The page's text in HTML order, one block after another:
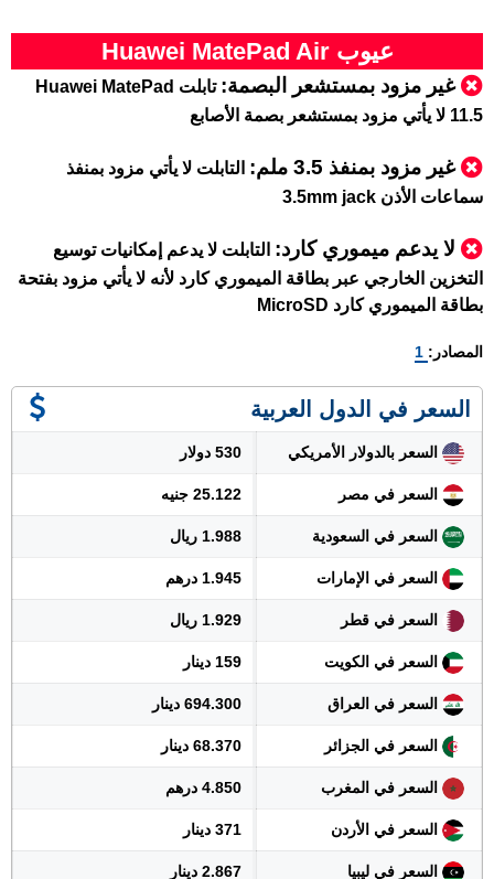
عيوب Huawei MatePad Air
غير مزود بمستشعر البصمة:
تابلت Huawei MatePad
11.5 لا يأتي مزود بمستشعر بصمة الأصابع
غير مزود بمنفذ 3.5 ملم:
التابلت لا يأتي مزود بمنفذ
سماعات الأذن 3.5mm jack
لا يدعم ميموري كارد: التابلت لا يدعم إمكانيات توسيع
التخزين الخارجي عبر بطاقة الميموري كارد لأنه لا يأتي مزود بفتحة
بطاقة الميموري كارد MicroSD
المصادر: 1
السعر في الدول العربية
السعر بالدولار الأمريكي 530 دولار
السعر في مصر 25.122 جنيه
السعر في السعودية 1.988 ريال
السعر في الإمارات 1.945 درهم
السعر في قطر 1.929 ريال
السعر في الكويت 159 دينار
السعر في العراق 694.300 دينار
السعر في الجزائر 68.370 دينار
السعر في المغرب 4.850 درهم
السعر في الأردن 371 دينار
السعر في ليبيا 2.867 دينار